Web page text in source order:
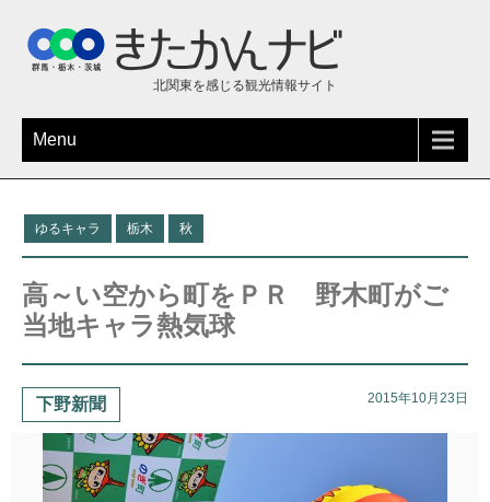
北関東を感じる観光情報サイト
Menu
ゆるキャラ 栃木 秋
高～い空から町をＰＲ 野木町がご
当地キャラ熱気球
下野新聞 2015年10月23日